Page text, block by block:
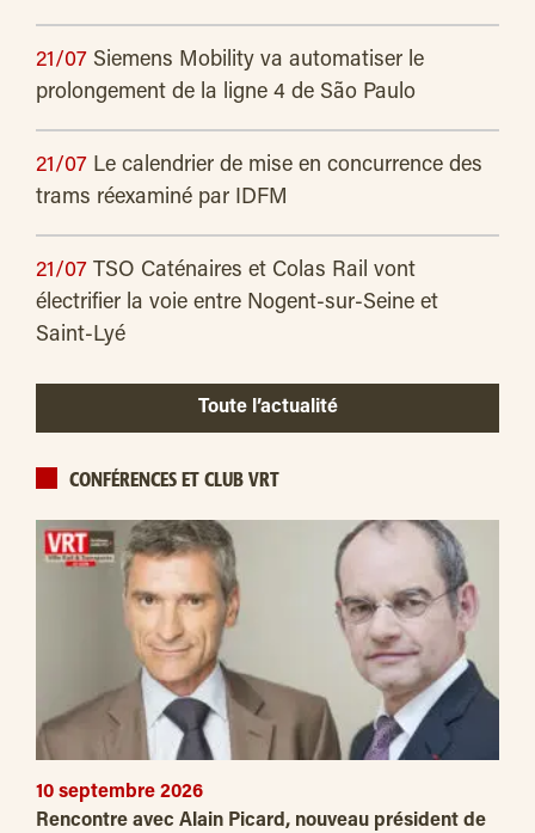
21/07 Siemens Mobility va automatiser le
prolongement de la ligne 4 de São Paulo
21/07 Le calendrier de mise en concurrence des
trams réexaminé par IDFM
21/07 TSO Caténaires et Colas Rail vont
électrifier la voie entre Nogent-sur-Seine et
Saint-Lyé
Toute l’actualité
CONFÉRENCES ET CLUB VRT
10 septembre 2026
Rencontre avec Alain Picard, nouveau président de